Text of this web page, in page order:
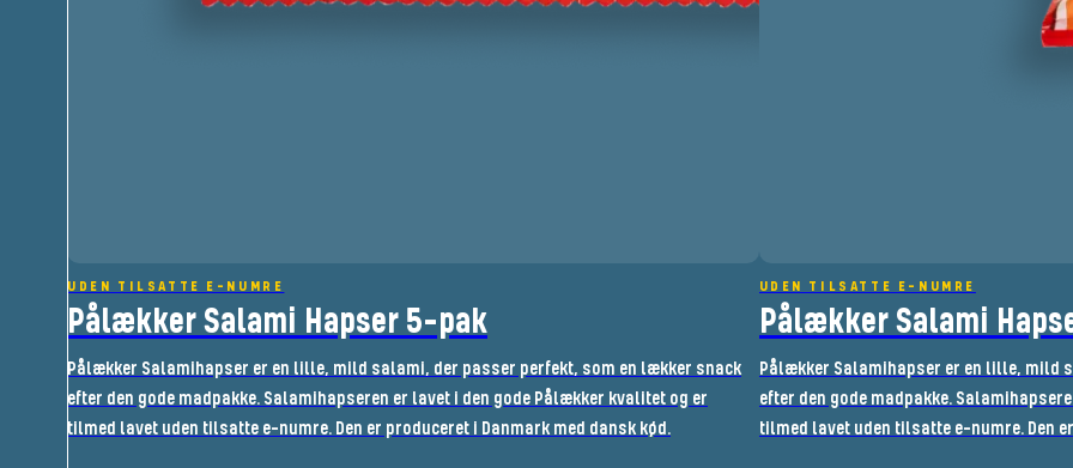
UDEN TILSATTE E-NUMRE
Pålækker Salami Hapser 5-pak
Pålækker Salamihapser er en lille, mild salami, der passer perfekt, som en lækker snack
efter den gode madpakke. Salamihapseren er lavet i den gode Pålækker kvalitet og er
tilmed lavet uden tilsatte e-numre. Den er produceret i Danmark med dansk kød.
UDEN TILSATTE E-NUMRE
Pålækker Salami
Pålækker Salamihapser er en lille, mild
efter den gode madpakke.
tilmed lavet uden tilsatte e-numre. Den